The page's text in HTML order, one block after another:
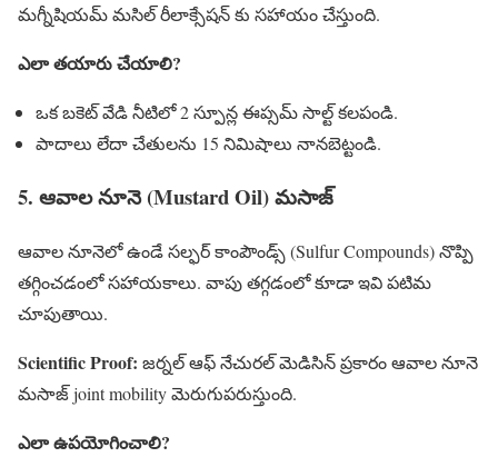
మగ్నీషియమ్ మసిల్ రీలాక్సేషన్‌ కు సహాయం చేస్తుంది.
ఎలా తయారు చేయాలి?
ఒక బకెట్ వేడి నీటిలో 2 స్పూన్ల ఈప్సమ్ సాల్ట్ కలపండి.
పాదాలు లేదా చేతులను 15 నిమిషాలు నానబెట్టండి.
5. ఆవాల నూనె (Mustard Oil) మసాజ్
ఆవాల నూనెలో ఉండే సల్ఫర్ కాంపౌండ్స్ (Sulfur Compounds) నొప్పి
తగ్గించడంలో సహాయకాలు. వాపు తగ్గడంలో కూడా ఇవి పటిమ
చూపుతాయి.
Scientific Proof: జర్నల్ ఆఫ్ నేచురల్ మెడిసిన్ ప్రకారం ఆవాల నూనె
మసాజ్ joint mobility మెరుగుపరుస్తుంది.
ఎలా ఉపయోగించాలి?